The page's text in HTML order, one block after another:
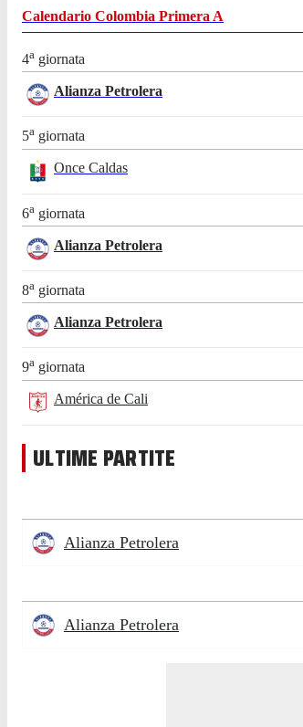
Calendario Colombia Primera A
4a giornata
Alianza Petrolera
5a giornata
Once Caldas
6a giornata
Alianza Petrolera
8a giornata
Alianza Petrolera
9a giornata
América de Cali
ULTIME PARTITE
Alianza Petrolera
Alianza Petrolera